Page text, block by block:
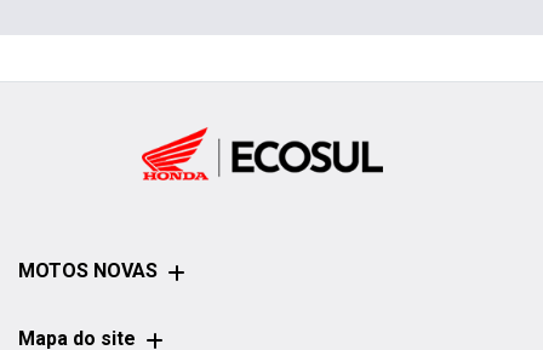
MOTOS NOVAS
Mapa do site